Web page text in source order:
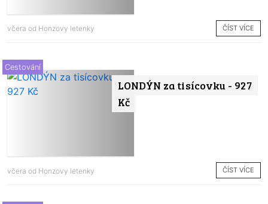
včera od Honzovy letenky ČÍST VÍCE
LONDÝN za tisícovku - 927
Kč
Cestování
včera od Honzovy letenky ČÍST VÍCE